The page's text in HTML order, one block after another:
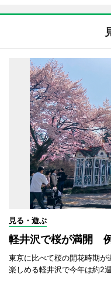
見る・遊ぶ
軽井沢で桜が満開
東京に比べて桜の開花時期
楽しめる軽井沢で今年は約2